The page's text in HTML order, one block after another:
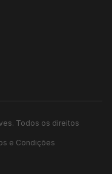
Todos os direitos
e Condições